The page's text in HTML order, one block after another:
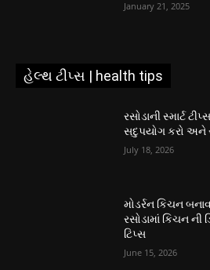
January 21, 2025
હેલ્થ ટીપ્સ | health tips
રસોડાની સ્માર્ટ
સદુપયોગ કરો અને
July 18, 2026
મોડર્રન કિચન
રસોડામાં કિચન ની
ટિપ્સ
June 15, 2026